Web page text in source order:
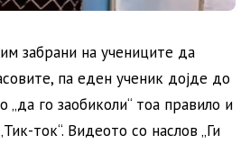
забрани на учениците да
па еден ученик дојде до
„да го заобиколи“ тоа правило и
ток“. Видеото со наслов „Ги